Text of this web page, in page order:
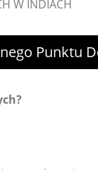
Punktu